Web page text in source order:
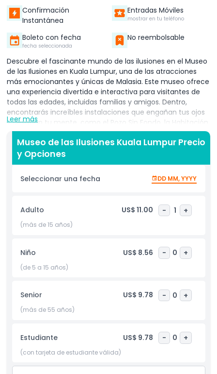
Confirmación
Instantánea
Entradas Móviles
mostrar en tu teléfono
Boleto con fecha
fecha seleccionada
No reembolsable
Descubre el fascinante mundo de las ilusiones en el Museo
de las Ilusiones en Kuala Lumpur, una de las atracciones
más emocionantes y únicas de Malasia. Este museo ofrece
una experiencia divertida e interactiva para visitantes de
todas las edades, incluidas familias y amigos. Dentro,
encontrarás increíbles instalaciones que engañan tus ojos
y desafían tu mente, como el Pozo Sin Fondo, la Habitación
Antigravedad y el increíble Túnel Vórtice. Mientras caminas
por el museo, verás cómo tu cerebro puede ser engañado
por diferentes ilusiones ópticas y aprenderás más sobre
cómo funciona la percepción. No solo es entretenido, sino
también educativo, con muchos juegos y rompecabezas
que te hacen pensar mientras te diviertes. El Museo de las
explorar algo diferente y memorable. Ya sea que desees
tomar fotos únicas, disfrutar de un día con tus seres
queridos o simplemente desafiar tu mente, este lugar lo
que desafía la mente y descubre los límites de tu propia
percepción en un ambiente lúdico y atractivo. ¡Planea tu
visita al Museo de las Ilusiones KL para un día inolvidable
Aspectos Destacados
Inclusiones
Leer más
Museo de las Ilusiones Kuala Lumpur Precio
y Opciones
Seleccionar una fecha DD MM, YYYY
Adulto US$ 11.00 - 1 +
(más de 15 años)
Niño US$ 8.56 - 0 +
(de 5 a 15 años)
Senior US$ 9.78 - 0 +
(más de 55 años)
Estudiante US$ 9.78 - 0 +
(con tarjeta de estudiante válida)